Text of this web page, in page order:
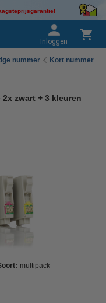
Inloggen
nummer
Kort nummer
zwart + 3 kleuren
multipack